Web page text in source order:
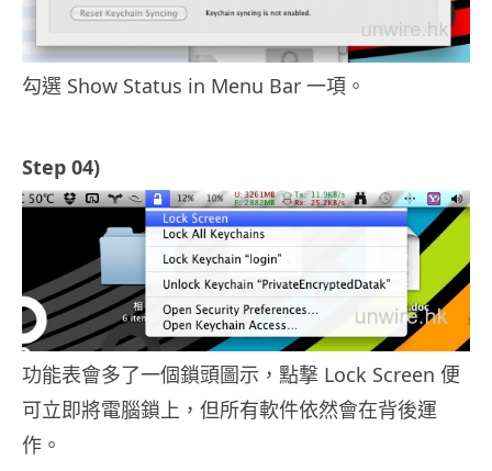
勾選 Show Status in Menu Bar 一項。
Step 04)
功能表會多了一個鎖頭圖示，點撃 Lock Screen 便
可立即將電腦鎖上，但所有軟件依然會在背後運
作。